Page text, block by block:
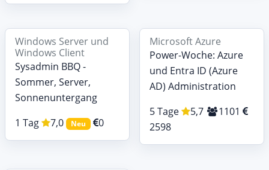
Windows Server und
Windows Client
Sysadmin BBQ -
Sommer, Server,
Sonnenuntergang
1 Tag
7,0 Neu 0
Microsoft Azure
Power-Woche: Azure
und Entra ID (Azure
AD) Administration
5 Tage
5,7
1101
2598